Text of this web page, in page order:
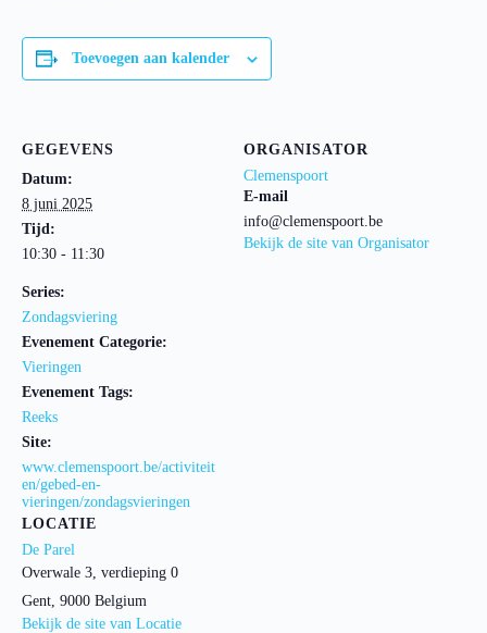
Toevoegen aan kalender
GEGEVENS
Datum:
8 juni 2025
Tijd:
10:30 - 11:30
Series:
Zondagsviering
Evenement Categorie:
Vieringen
Evenement Tags:
Reeks
Site:
www.clemenspoort.be/activiteit
en/gebed-en-
vieringen/zondagsvieringen
LOCATIE
De Parel
Overwale 3, verdieping 0
Gent, 9000 Belgium
Bekijk de site van Locatie
ORGANISATOR
Clemenspoort
E-mail
info@clemenspoort.be
Bekijk de site van Organisator